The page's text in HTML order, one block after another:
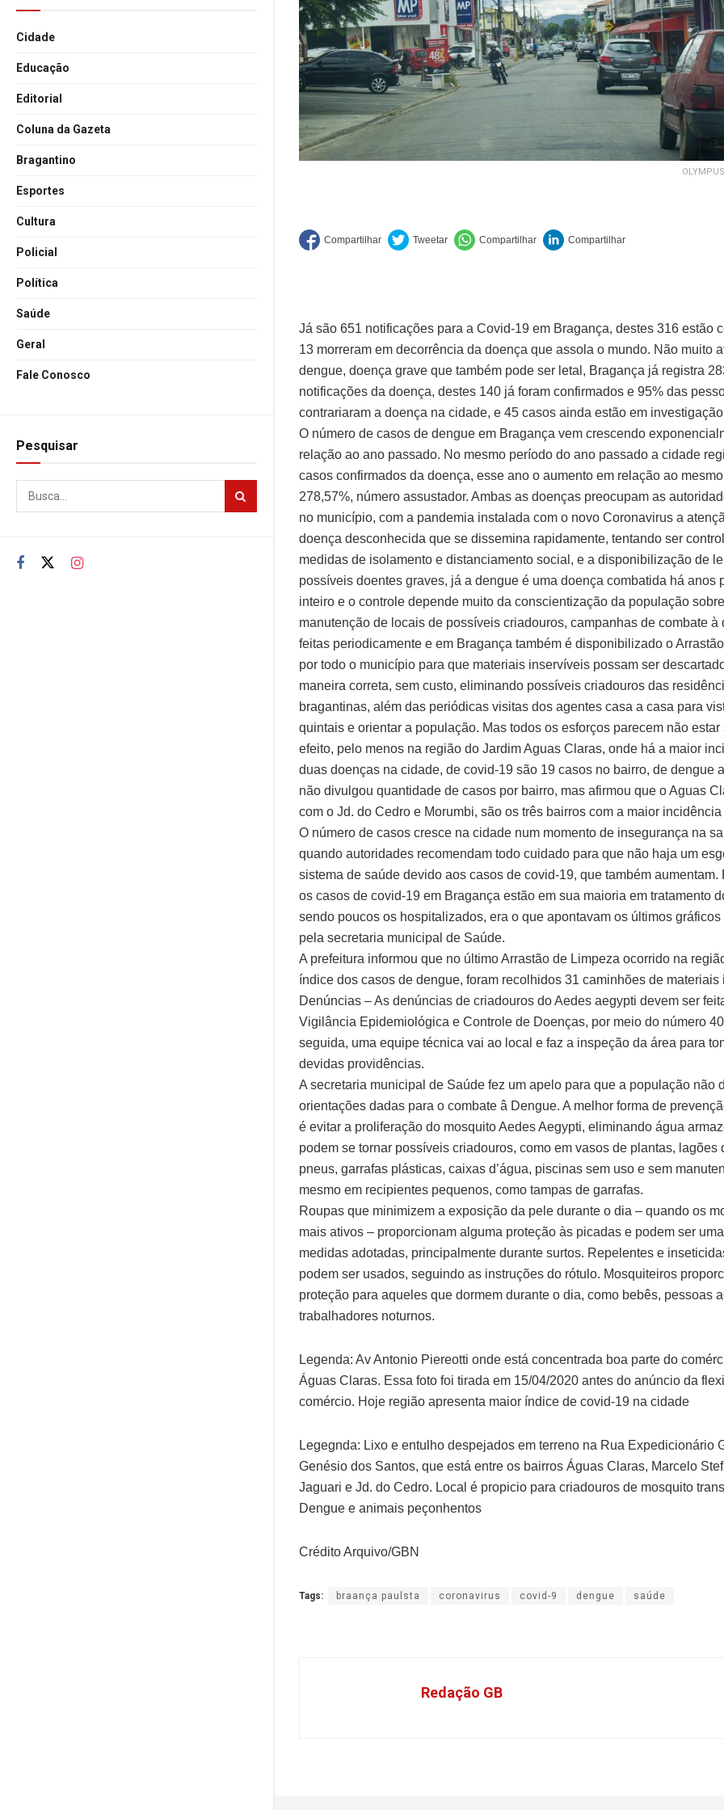
Cidade
Educação
Editorial
Coluna da Gazeta
Bragantino
Esportes
Cultura
Policial
Política
Saúde
Geral
Fale Conosco
Pesquisar
Já são 651 notificações para a Covid-19 em Bragança, destes 316 estão
13 morreram em decorrência da doença que assola o mundo. Não muito
dengue, doença grave que também pode ser letal, Bragança já registra
notificações da doença, destes 140 já foram confirmados e 95% das
contrariaram a doença na cidade, e 45 casos ainda estão em
O número de casos de dengue em Bragança vem crescendo
relação ao ano passado. No mesmo período do ano passado a cidade
casos confirmados da doença, esse ano o aumento em relação ao
278,57%, número assustador. Ambas as doenças preocupam as
no município, com a pandemia instalada com o novo Coronavirus a
doença desconhecida que se dissemina rapidamente, tentando ser
medidas de isolamento e distanciamento social, e a disponibilização de
possíveis doentes graves, já a dengue é uma doença combatida há anos
inteiro e o controle depende muito da conscientização da população
manutenção de locais de possíveis criadouros, campanhas de combate à
feitas periodicamente e em Bragança também é disponibilizado o
por todo o município para que materiais inservíveis possam ser
maneira correta, sem custo, eliminando possíveis criadouros das
bragantinas, além das periódicas visitas dos agentes casa a casa para
quintais e orientar a população. Mas todos os esforços parecem não estar
efeito, pelo menos na região do Jardim Aguas Claras, onde há a maior
duas doenças na cidade, de covid-19 são 19 casos no bairro, de dengue
não divulgou quantidade de casos por bairro, mas afirmou que o Aguas
com o Jd. do Cedro e Morumbi, são os três bairros com a maior
O número de casos cresce na cidade num momento de insegurança na
quando autoridades recomendam todo cuidado para que não haja um
sistema de saúde devido aos casos de covid-19, que também aumentam.
os casos de covid-19 em Bragança estão em sua maioria em tratamento
sendo poucos os hospitalizados, era o que apontavam os últimos
pela secretaria municipal de Saúde.
A prefeitura informou que no último Arrastão de Limpeza ocorrido na
índice dos casos de dengue, foram recolhidos 31 caminhões de materiais
Denúncias – As denúncias de criadouros do Aedes aegypti devem ser
Vigilância Epidemiológica e Controle de Doenças, por meio do número
seguida, uma equipe técnica vai ao local e faz a inspeção da área para
devidas providências.
A secretaria municipal de Saúde fez um apelo para que a população não
orientações dadas para o combate â Dengue. A melhor forma de
é evitar a proliferação do mosquito Aedes Aegypti, eliminando água
podem se tornar possíveis criadouros, como em vasos de plantas, lagões
pneus, garrafas plásticas, caixas d’água, piscinas sem uso e sem
mesmo em recipientes pequenos, como tampas de garrafas.
Roupas que minimizem a exposição da pele durante o dia – quando os
mais ativos – proporcionam alguma proteção às picadas e podem ser
medidas adotadas, principalmente durante surtos. Repelentes e
podem ser usados, seguindo as instruções do rótulo. Mosquiteiros
proteção para aqueles que dormem durante o dia, como bebês, pessoas
trabalhadores noturnos.
Legenda: Av Antonio Piereotti onde está concentrada boa parte do
Águas Claras. Essa foto foi tirada em 15/04/2020 antes do anúncio da
comércio. Hoje região apresenta maior índice de covid-19 na cidade
Legegnda: Lixo e entulho despejados em terreno na Rua Expedicionário
Genésio dos Santos, que está entre os bairros Águas Claras, Marcelo
Jaguari e Jd. do Cedro. Local é propicio para criadouros de mosquito
Dengue e animais peçonhentos
Crédito Arquivo/GBN
Tags: braança paulsta coronavirus covid-9 dengue saúde
Redação GB